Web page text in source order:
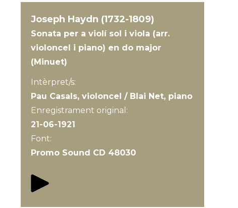
Joseph Haydn (1732-1809)
Sonata per a violí sol i viola (arr.
violoncel i piano) en do major
(Minuet)
Intèrpret/s:
Pau Casals, violoncel / Blai Net, piano
Enregistrament original:
21-06-1921
Font:
Promo Sound CD 48030